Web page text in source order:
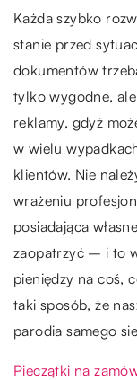
Każda szybko
stanie przed
dokumentów
tylko wygodne,
reklamy, gdyż
w wielu
klientów. Nie
wrażeniu
posiadająca
zaopatrzyć – i to
pieniędzy na coś,
taki sposób, że
parodia samego
Pieczątki na